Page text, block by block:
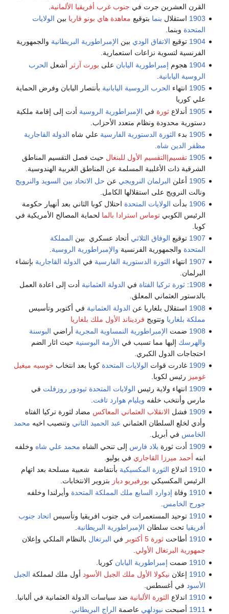
القرن العشرين جرت في جنوب غرب أفريقيا الألمانية
1903 استقلال بنما بتوقيع معاهدة هاي بونو فاريا بين الولايات
المتحدة وبنما.
1904 توقيع الاتفاق الودي بين الإمبراطورية البريطانية والجمهورية
الفرنسية لتسوية نزاعات استعمارية.
1904 هجوم إمبراطورية اليابان على بورت آرثر أشعل الحرب
الروسية اليابانية
1905 انتهاء الحرب الروسية اليابانية بأنتصار اليابان وفرض الحماية
علي كوريا
1905 أندلاعثورة في الإمبراطورية الروسية أدت إلى إقامة ملكية
دستورية محدودة ونظام متعدد الأحزاب.
1905 بدء الثورة الدستورية الفارسية علي شاه الدولة القاجارية
مظفر الدين شاه
1905 تقسيم|التقسيم الأول للبنغال حيث فصل التقسيم المناطق
الشرقية ذات الأغلبية المسلمة عن المناطق الغربية الهندوسية.
1905 أعلن البرلمان النرويجي عن حل الاتحاد بين السويد والنرويج
ونالت النرويج على استقلالها الكامل.
1906 بدأت الولايات المتحدة احتلال كوبا الثاني بعد أنهيار حكومة
الرئيس الكوبيتوماس استرادا بالما لحماية المصالح الأمريكية في
كوبا.
1907 توقيع الوفاق الثلاثي أتحاد عسكري بين المملكة
المتحدة والجمهورية الفرنسية والإمبراطورية الروسية.
1907 انتهاء الثورة الدستورية الفارسية في الدولة القاجارية بإنشاء
البرلمان.
1908
:ثورة تركيا الفتاة في الدولة العثمانية أدت إلى اعادة العمل
بالدستور العثماني المعلق.
1908 استقلال بلغاريا عن الدولة العثمانية في أكتوبر وتأسيس
مملكة بلغاريا وتتويج فرديناند الأول ملك بلغاريا
1908 ضمت الإمبراطورية النمساوية المجرية أراضي البوسنة
والهرسك إليها مما تسبب في الأزمة البوسنية حيث اثار الضم
احتجاجات الدول الكبري.
1909 غادرت قوات الولايات المتحدة كوبا بعد انتخاب خوسيه ميغيل
غوميز رئيس لكوبا.
1909 انتهاء ولاية رئيس الولايات المتحدة ثيودور روزفلت في
مارس وأنتخب خلفه ويليام هوارد تافت
1909 فشل الانقلاب العثماني المعاكس مضاد لثورة تركيا الفتاه
وأدي لخلع السلطان العثماني عبد الحميد الثاني وتنصيب اخيه محمد
الخامس في أبريل.
1909 أدت ثورة بلاد فارس إلى تنحي الشاه محمد علي شاه وخلفه
ابنه أحمد ميرزا القاجاري في يوليو.
1910 اندلاع الثورة المكسيكية بأنتفاضة شعبية مسلحة بعد اتهام
الرئيس المكسيكي بورفيريو دياز بتزوير الانتخابات.
1910 وفاة إدوارد السابع ملك المملكة المتحدة وأيرلندا وخلفه
جورج الخامس.
1910 توحيد المستعمرات في جنوب افريقيا وتأسيس اتحاد جنوب
أفريقيا تحت سلطان الإمبراطورية البريطانية
1910 أطاحتثورة 5 أكتوبر في البرتغال بالنظام الملكي وإعلان
جمهورية البرتغال الأولي
1910 ضمت إمبراطورية اليابان كوريا.
1910 إعلان نيكولا الأول ملك الجبل الأسود أول ملك لمملكة الجبل
الأسود في أغسطس.
1910 اندلاع الثورة الألبانية ضد سياسات الدولة العثمانية في ألبانيا.
1911 أصبحت نيودلهي عاصمة الراج البريطاني